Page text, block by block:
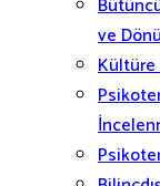
ve
Kültüre